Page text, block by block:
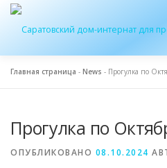
Перейти
содержимому
ЖУРНАЛ “ДОМ”
Главная страница - News - Прогулка по
Прогулка по
ОПУБЛИКОВАНО 08.10.2024